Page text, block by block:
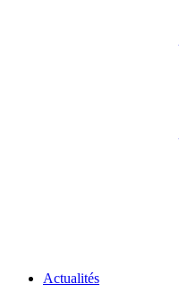
Actualités